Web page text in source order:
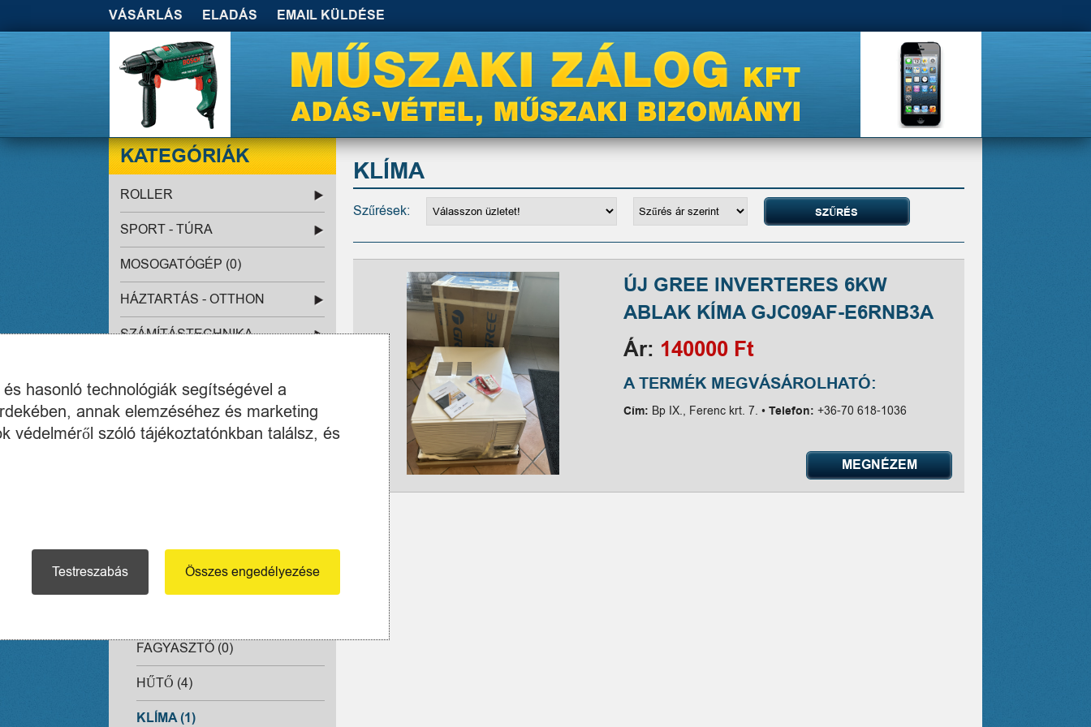
VÁSÁRLÁS ELADÁS EMAIL KÜLDÉSE
KATEGÓRIÁK
ROLLER
SPORT - TÚRA
MOSOGATÓGÉP (0)
HÁZTARTÁS - OTTHON
SZÁMÍTÁSTECHNIKA
TELEFON - GPS - KARÓRA
SZERSZÁM & GÉP
FELÜLTÖLTŐS MOSÓGÉP (0)
FAGYASZTÓ (0)
HŰTŐ (4)
KLÍMA (1)
KLÍMA
Szűrések:
ÚJ GREE INVERTERES 6KW
ABLAK KÍMA GJC09AF-E6RNB3A
Ár: 140000 Ft
A TERMÉK MEGVÁSÁROLHATÓ:
Cím: Bp IX., Ferenc krt. 7. •Telefon:+36-70 618-1036
MEGNÉZEM
hasonló technológiák segítségével a
annak elemzéséhez és marketing
védelméről szóló tájékoztatónkban találsz, és
Testreszabás Összes engedélyezése